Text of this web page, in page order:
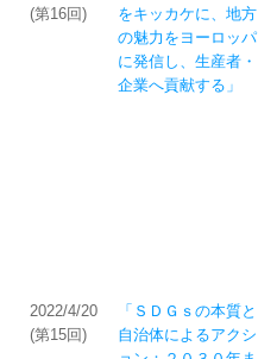
(第16回)
をキッカケに、地方
の魅力をヨーロッパ
に発信し、生産者・
企業へ貢献する」
2022/4/20
(第15回)
「ＳＤＧｓの本質と
自治体によるアクシ